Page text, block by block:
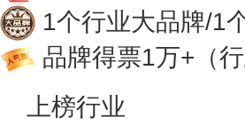
1个行业大品牌/1
品牌得票1万+ （
上榜行业